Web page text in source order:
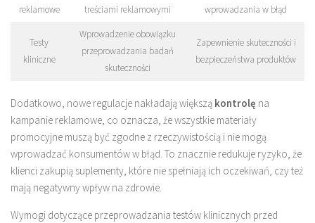
reklamowe
treściami reklamowymi
wprowadzania w błąd
Testy
kliniczne
Wprowadzenie obowiązku
przeprowadzania badań
skuteczności
Zapewnienie skuteczności i
bezpieczeństwa produktów
Dodatkowo, nowe regulacje nakładają większą kontrolę na
kampanie reklamowe, co oznacza, że wszystkie materiały
promocyjne muszą być zgodne z rzeczywistością i nie mogą
wprowadzać konsumentów w błąd. To znacznie redukuje ryzyko, że
klienci zakupią suplementy, które nie spełniają ich oczekiwań, czy też
mają negatywny wpływ na zdrowie.
Wymogi dotyczące przeprowadzania testów klinicznych przed